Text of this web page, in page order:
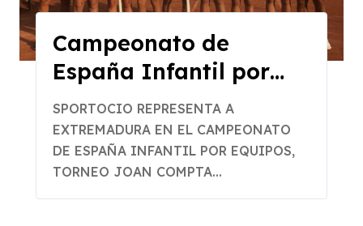
Campeonato de
España Infantil por
Equipos
SPORTOCIO REPRESENTA A
EXTREMADURA EN EL CAMPEONATO
DE ESPAÑA INFANTIL POR EQUIPOS,
TORNEO JOAN COMPTA...